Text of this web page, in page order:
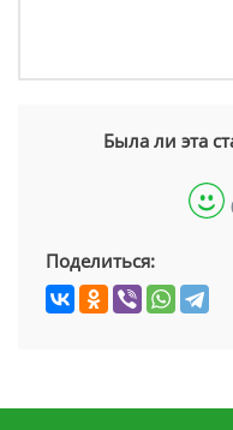
Была ли эта
Поделиться: